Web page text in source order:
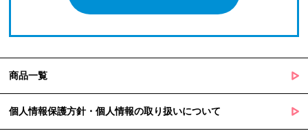
商品一覧
個人情報保護方針・個人情報の取り扱いについて